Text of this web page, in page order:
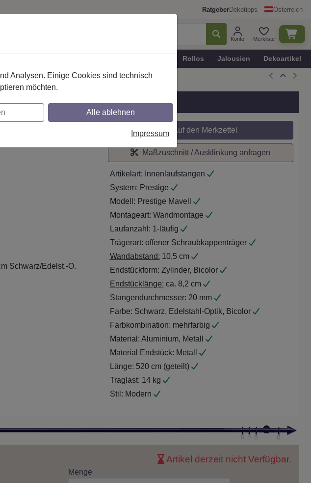
RatgeberDekotipps Österreich
Konto Merkliste
Rollos Jalousien Dekoartikel
520 cm Schwarz/Edelst.-O.
Auf den Merkzettel
Maßzuschnitt / Ausklinkung anfragen
Artikelart: Innenlaufstangen
System: Prestige
Modell: Prestige Mavell
Montageart: Wandmontage
Laufanzahl: 1-läufig
Trägerart: offener Schraubkappenträger
Wandabstand: 10,5 cm
Endstückform: Zylinder, Bicolor
Endstücklänge: ca. 8,2 cm
Stangendurchmesser: 20 mm
Farbe: Schwarz, Edelstahl-Optik, Bicolor
Farbkombination: mehrfarbig
Material: Aluminium, Metall
Material Endstück: Metall
Länge: 520 cm (geteilt)
Traglast: 14 kg
Stil: Modern
Artikel derzeit nicht Verfügbar.
Menge
Analysen. Einige Cookies sind technisch
möchten.
Alle ablehnen
Impressum